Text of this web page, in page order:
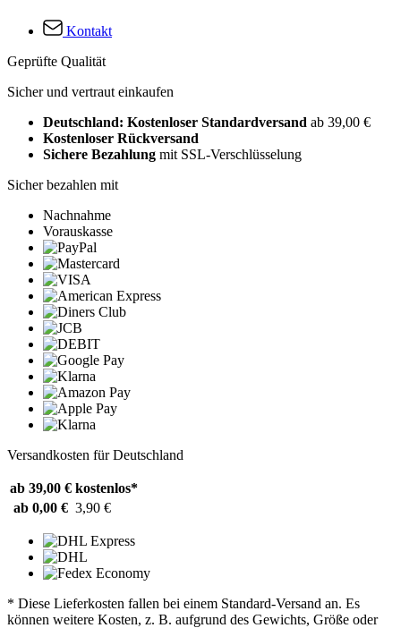
Kontakt
Geprüfte Qualität
Sicher und vertraut einkaufen
Deutschland: Kostenloser Standardversand ab 39,00 €
Kostenloser Rückversand
Sichere Bezahlung mit SSL-Verschlüsselung
Sicher bezahlen mit
Nachnahme
Vorauskasse
Versandkosten für Deutschland
ab 39,00 € kostenlos*
ab 0,00 € 3,90 €
* Diese Lieferkosten fallen bei einem Standard-Versand an. Es
können weitere Kosten, z. B. aufgrund des Gewichts, Größe oder